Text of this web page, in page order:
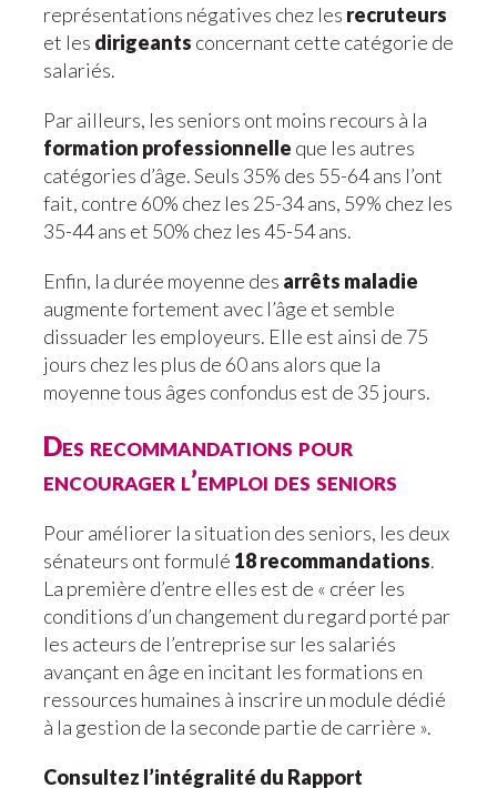
représentations négatives chez les recruteurs
et les dirigeants concernant cette catégorie de
salariés.
Par ailleurs, les seniors ont moins recours à la
formation professionnelle que les autres
catégories d’âge. Seuls 35% des 55-64 ans l’ont
fait, contre 60% chez les 25-34 ans, 59% chez les
35-44 ans et 50% chez les 45-54 ans.
Enfin, la durée moyenne des arrêts maladie
augmente fortement avec l’âge et semble
dissuader les employeurs. Elle est ainsi de 75
jours chez les plus de 60 ans alors que la
moyenne tous âges confondus est de 35 jours.
Des recommandations pour
encourager l’emploi des seniors
Pour améliorer la situation des seniors, les deux
sénateurs ont formulé 18 recommandations.
La première d’entre elles est de « créer les
conditions d’un changement du regard porté par
les acteurs de l’entreprise sur les salariés
avançant en âge en incitant les formations en
ressources humaines à inscrire un module dédié
à la gestion de la seconde partie de carrière ».
Consultez l’intégralité du Rapport